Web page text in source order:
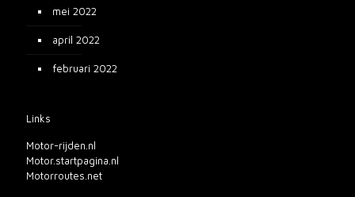
mei 2022
april 2022
februari 2022
Links
Motor-rijden.nl
Motor.startpagina.nl
Motorroutes.net